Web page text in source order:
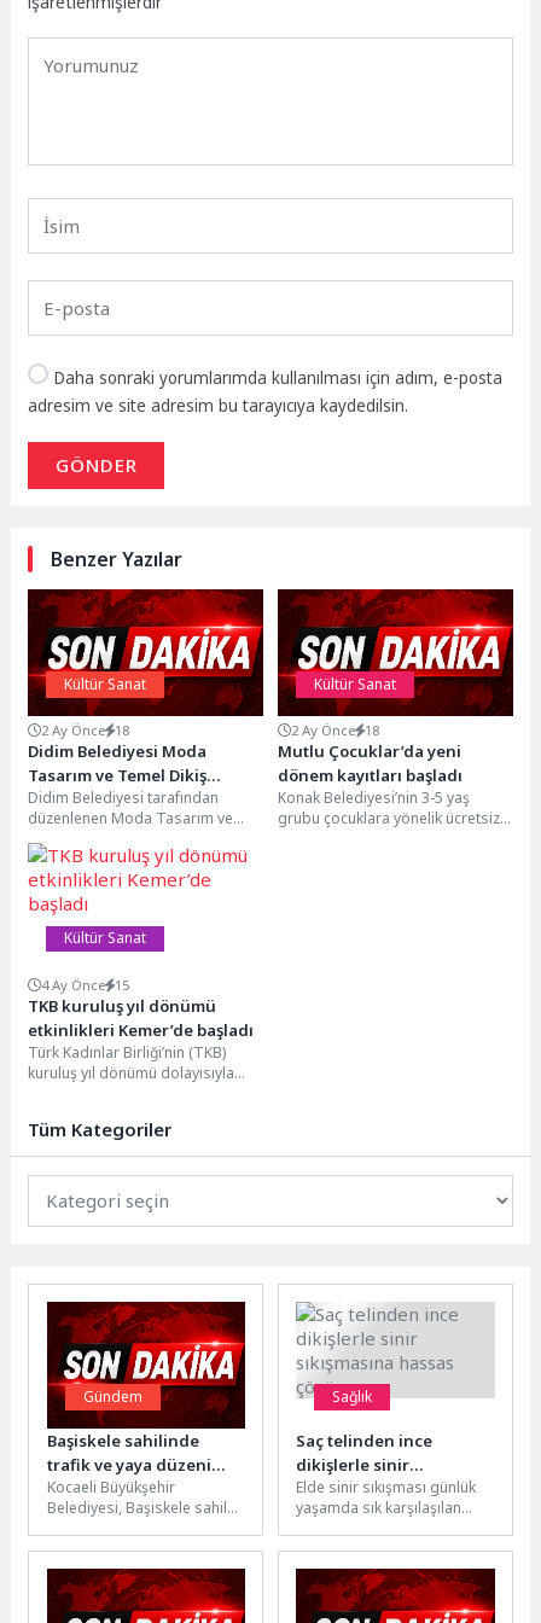
Daha sonraki yorumlarımda kullanılması için adım, e-posta
adresim ve site adresim bu tarayıcıya kaydedilsin.
GÖNDER
Benzer Yazılar
Kültür Sanat
2 Ay Önce 18
Didim Belediyesi Moda
Tasarım ve Temel Dikiş
Eğitimi Yıl Sonu Etkinliği
Gerçekleştirildi
Didim Belediyesi tarafından
düzenlenen Moda Tasarım ve
Temel Dikiş Eğitimi’ni tamamlayan
kursiyerler, yıl sonu etkinliğinde...
Kültür Sanat
2 Ay Önce 18
Mutlu Çocuklar’da yeni
dönem kayıtları başladı
Konak Belediyesi’nin 3-5 yaş
grubu çocuklara yönelik ücretsiz
Kültür Sanat
4 Ay Önce 15
TKB kuruluş yıl dönümü
etkinlikleri Kemer’de başladı
Türk Kadınlar Birliği’nin (TKB)
kuruluş yıl dönümü dolayısıyla
Tüm Kategoriler
Gündem
Başiskele sahilinde
trafik ve yaya düzeni
yenileniyor
Kocaeli Büyükşehir
Belediyesi, Başiskele sahil
rahatlatmak amacıyla önemli
bir trafik düzenlemesini
hayata...
Sağlık
Saç telinden ince
dikişlerle sinir
sıkışmasına hassas
çözüm
Elde sinir sıkışması günlük
yaşamda sık karşılaşılan
durulmayan bir sorun.
Parmaklarda...